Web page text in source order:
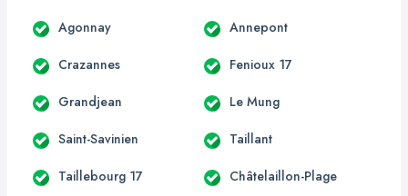
Agonnay Annepont
Crazannes Fenioux 17
Grandjean Le Mung
Saint-Savinien Taillant
Taillebourg 17 Châtelaillon-Plage